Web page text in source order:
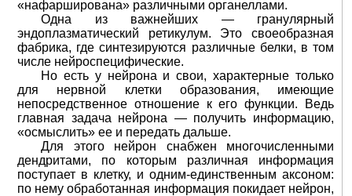
«нафарширована» различными органеллами.
Одна из важнейших — гранулярный
эндоплазматический ретикулум. Это своеобразная
фабрика, где синтезируются различные белки, в том
числе нейроспецифические.
Но есть у нейрона и свои, характерные только
для нервной клетки образования, имеющие
непосредственное отношение к его функции. Ведь
главная задача нейрона — получить информацию,
«осмыслить» ее и передать дальше.
Для этого нейрон снабжен многочисленными
дендритами, по которым различная информация
поступает в клетку, и одним-единственным аксоном:
по нему обработанная информация покидает нейрон,